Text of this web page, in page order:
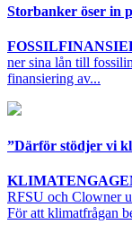
Storbanker öser in
ner sina lån till
finansiering av...
”Därför stödjer vi
RFSU och Clowner
För att klimatfrågan